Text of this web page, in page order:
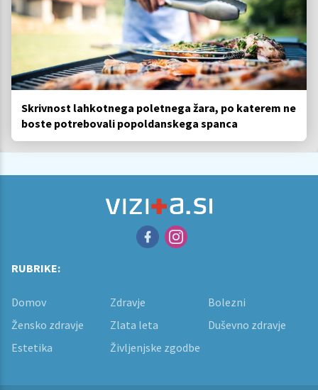
Skrivnost lahkotnega poletnega žara, po katerem ne
boste potrebovali popoldanskega spanca
RUBRIKE:
Domov Zdravje
Bolezni
Žensko zdravje
Zlata leta
Duševno zdravje
Estetika
Življenjske zgodbe